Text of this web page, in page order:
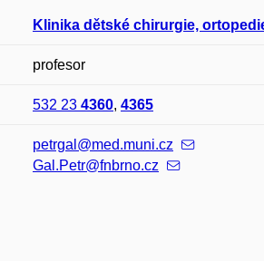
Klinika dětské chirurgie,
profesor
532 23 4360, 4365
petrgal@med.muni.cz
Gal.Petr@fnbrno.cz